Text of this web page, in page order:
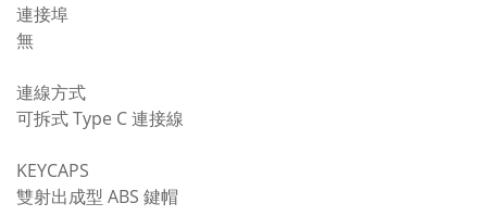
連接埠
無
連線方式
可拆式 Type C 連接線
KEYCAPS
雙射出成型 ABS 鍵帽